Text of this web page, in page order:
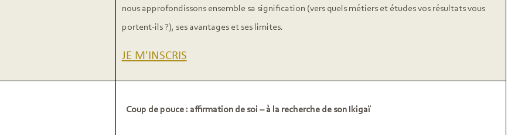
nous approfondissons ensemble sa signification (vers quels métiers et études vos résultats vous
portent-ils ?), ses avantages et ses limites.
JE M'INSCRIS
Coup de pouce : affirmation de soi – à la recherche de son Ikigaï